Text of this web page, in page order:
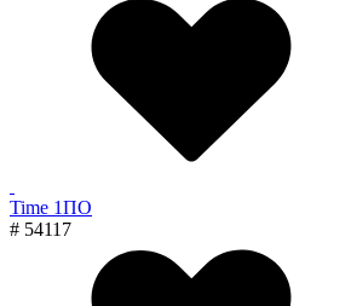
Time 1ПО
# 54117